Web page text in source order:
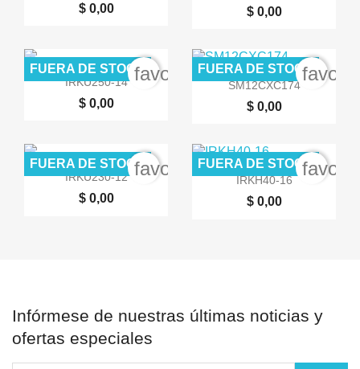
$ 0,00 $ 0,00
 Vista rápida
IRKU250-14
$ 0,00
FUERA DE STOCKfavorite_border
 Vista rápida
SM12CXC174
$ 0,00
FUERA DE STOCK
 Vista rápida
IRKU230-12
$ 0,00
FUERA DE STOCKfavorite_border
 Vista rápida
IRKH40-16
$ 0,00
FUERA DE STOCK
Infórmese de nuestras últimas noticias y
ofertas especiales